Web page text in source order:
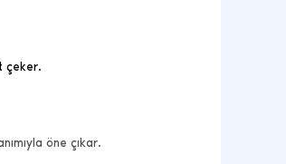
çeker.
öne çıkar.